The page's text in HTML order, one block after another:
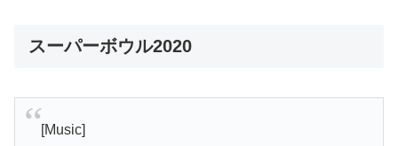
スーパーボウル2020
[Music]